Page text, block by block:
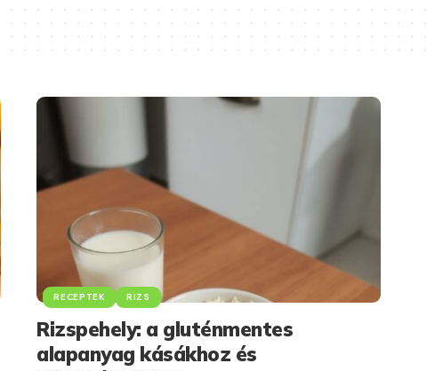
RECEPTEK RIZS
Rizspehely: a gluténmentes
alapanyag kásákhoz és